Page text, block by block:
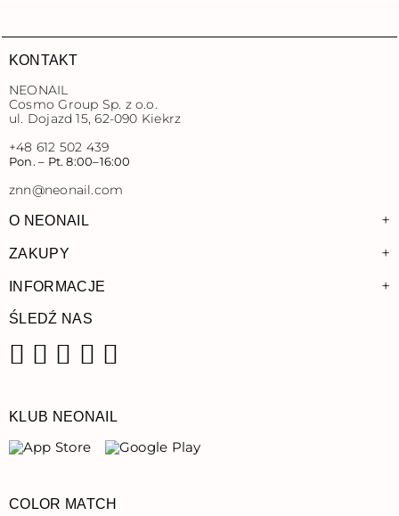
KONTAKT
NEONAIL
Cosmo Group Sp. z o.o.
ul. Dojazd 15, 62-090 Kiekrz
+48 612 502 439
Pon. – Pt. 8:00–16:00
znn@neonail.com
O NEONAIL +
ZAKUPY +
INFORMACJE +
ŚLEDŹ NAS
KLUB NEONAIL
COLOR MATCH